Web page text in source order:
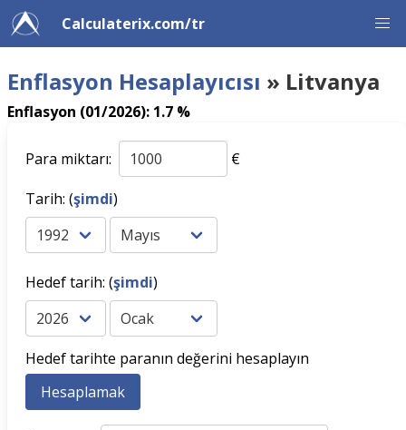
Calculaterix.com/tr
Enflasyon Hesaplayıcısı » Litvanya
Enflasyon (01/2026): 1.7 %
Para miktarı:
€
Tarih: (şimdi)
Hedef tarih: (şimdi)
Hedef tarihte paranın değerini hesaplayın